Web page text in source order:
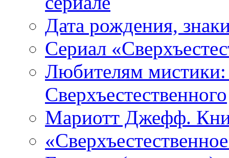
Дата рождения,
Сериал
Любителям
Сверхъестественного
Мариотт Джефф.